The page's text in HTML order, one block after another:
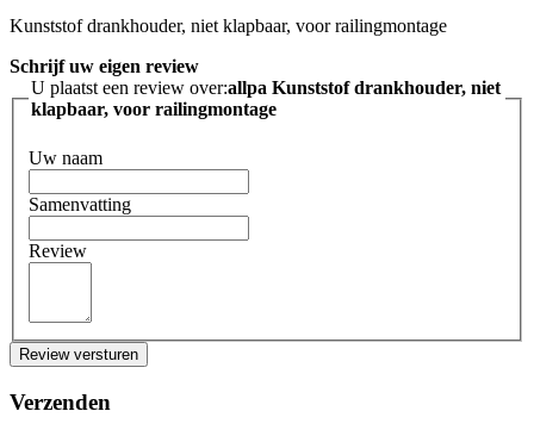
Kunststof drankhouder, niet klapbaar, voor railingmontage
Schrijf uw eigen review
U plaatst een review over:allpa Kunststof drankhouder, niet
klapbaar, voor railingmontage
Uw naam
Samenvatting
Review
Review versturen
Verzenden